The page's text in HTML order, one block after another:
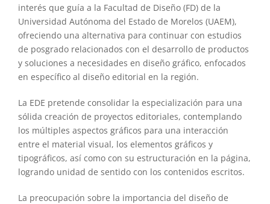
interés que guía a la Facultad de Diseño (FD) de la
Universidad Autónoma del Estado de Morelos (UAEM),
ofreciendo una alternativa para continuar con estudios
de posgrado relacionados con el desarrollo de productos
y soluciones a necesidades en diseño gráfico, enfocados
en específico al diseño editorial en la región.
La EDE pretende consolidar la especialización para una
sólida creación de proyectos editoriales, contemplando
los múltiples aspectos gráficos para una interacción
entre el material visual, los elementos gráficos y
tipográficos, así como con su estructuración en la página,
logrando unidad de sentido con los contenidos escritos.
La preocupación sobre la importancia del diseño de